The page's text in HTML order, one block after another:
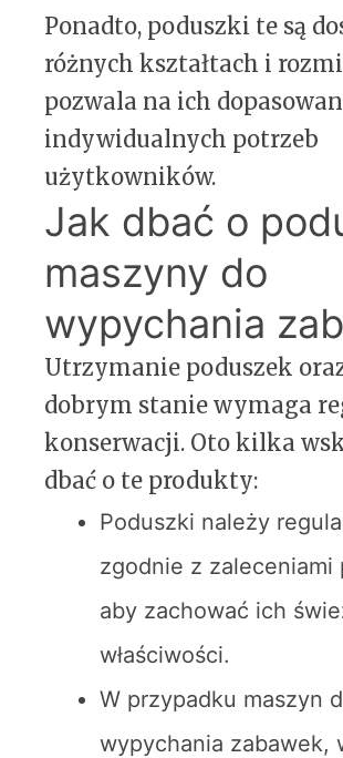
Ponadto, poduszki te są
różnych kształtach i
pozwala na ich
indywidualnych potrzeb
użytkowników.
Jak dbać o
maszyny do
wypychania
Utrzymanie poduszek
dobrym stanie wymaga
konserwacji. Oto kilka
dbać o te produkty:
Poduszki należy
zgodnie z zaleceniami
aby zachować ich
właściwości.
W przypadku maszyn
wypychania zabawek,